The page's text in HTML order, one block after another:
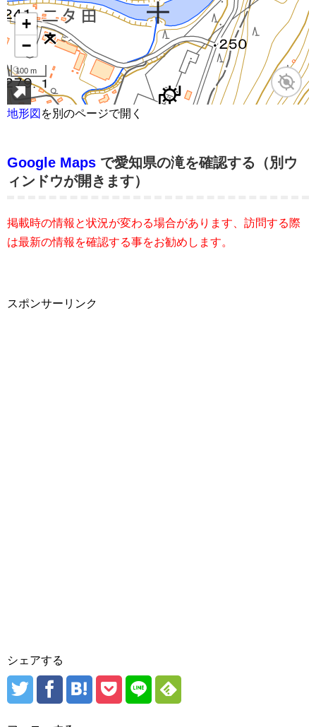
地形図 を別のページで開く
Google Maps で愛知県の滝を確認する（別ウ
ィンドウが開きます）
掲載時の情報と状況が変わる場合があります、訪問する際
は最新の情報を確認する事をお勧めします。
スポンサーリンク
シェアする